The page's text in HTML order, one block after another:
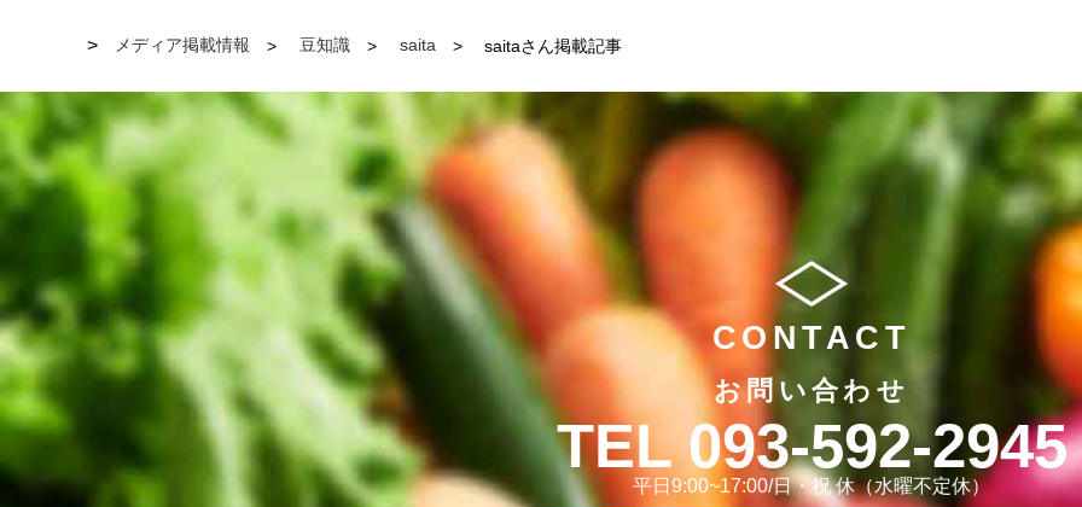
メディア掲載情報 豆知識 saita saitaさん掲載記事
CONTACT
お問い合わせ
093-592-2945
平日9:00~17:00/日・祝 休（水曜不定休）